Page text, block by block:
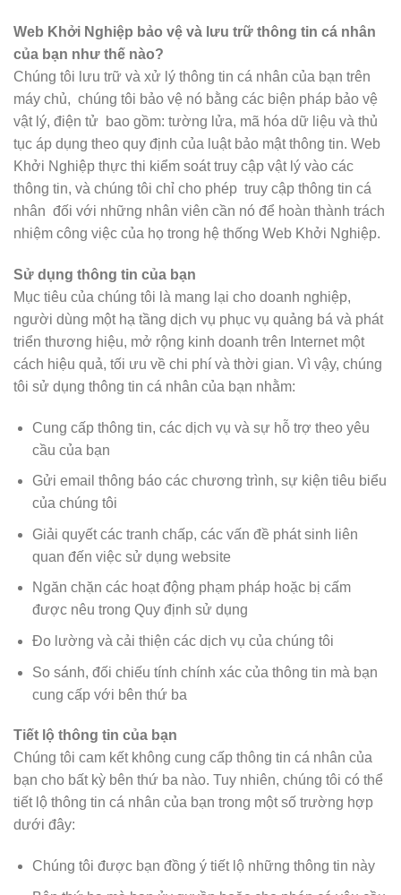
Web Khởi Nghiệp bảo vệ và lưu trữ thông tin cá nhân
của bạn như thế nào?
Chúng tôi lưu trữ và xử lý thông tin cá nhân của bạn trên
máy chủ, chúng tôi bảo vệ nó bằng các biện pháp bảo vệ
vật lý, điện tử bao gồm: tường lửa, mã hóa dữ liệu và thủ
tục áp dụng theo quy định của luật bảo mật thông tin. Web
Khởi Nghiệp thực thi kiểm soát truy cập vật lý vào các
thông tin, và chúng tôi chỉ cho phép truy cập thông tin cá
nhân đối với những nhân viên cần nó để hoàn thành trách
nhiệm công việc của họ trong hệ thống Web Khởi Nghiệp.
Sử dụng thông tin của bạn
Mục tiêu của chúng tôi là mang lại cho doanh nghiệp,
người dùng một hạ tầng dịch vụ phục vụ quảng bá và phát
triển thương hiệu, mở rộng kinh doanh trên Internet một
cách hiệu quả, tối ưu về chi phí và thời gian. Vì vậy, chúng
tôi sử dụng thông tin cá nhân của bạn nhằm:
Cung cấp thông tin, các dịch vụ và sự hỗ trợ theo yêu
cầu của bạn
Gửi email thông báo các chương trình, sự kiện tiêu biểu
của chúng tôi
Giải quyết các tranh chấp, các vấn đề phát sinh liên
quan đến việc sử dụng website
Ngăn chặn các hoạt động phạm pháp hoặc bị cấm
được nêu trong Quy định sử dụng
Đo lường và cải thiện các dịch vụ của chúng tôi
So sánh, đối chiếu tính chính xác của thông tin mà bạn
cung cấp với bên thứ ba
Tiết lộ thông tin của bạn
Chúng tôi cam kết không cung cấp thông tin cá nhân của
bạn cho bất kỳ bên thứ ba nào. Tuy nhiên, chúng tôi có thể
tiết lộ thông tin cá nhân của bạn trong một số trường hợp
dưới đây:
Chúng tôi được bạn đồng ý tiết lộ những thông tin này